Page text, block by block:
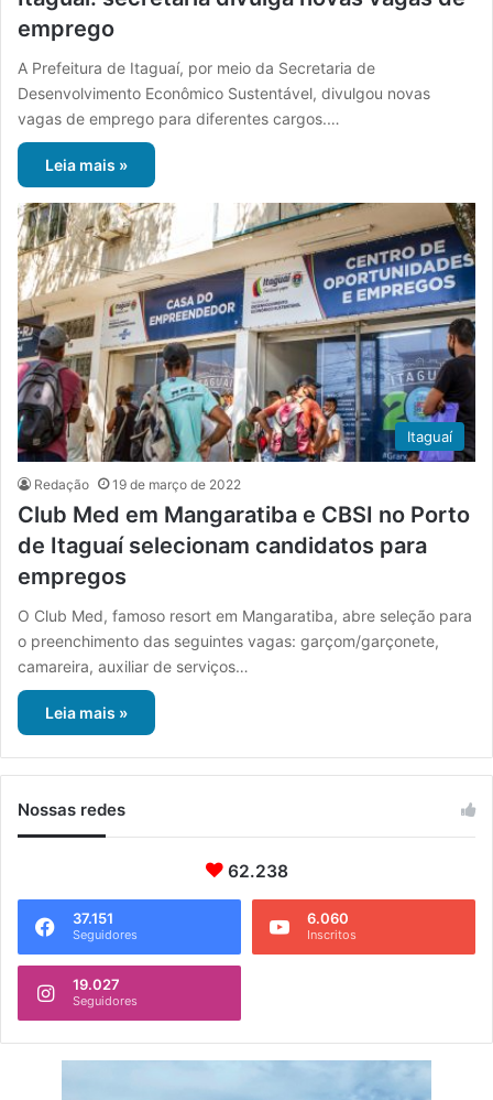
emprego
A Prefeitura de Itaguaí, por meio da Secretaria de
Desenvolvimento Econômico Sustentável, divulgou novas
vagas de emprego para diferentes cargos.…
Leia mais »
Itaguaí
Redação 19 de março de 2022
Club Med em Mangaratiba e CBSI no Porto
de Itaguaí selecionam candidatos para
empregos
O Club Med, famoso resort em Mangaratiba, abre seleção para
o preenchimento das seguintes vagas: garçom/garçonete,
camareira, auxiliar de serviços…
Leia mais »
Nossas redes
62.238
37.151
Seguidores
6.060
Inscritos
19.027
Seguidores